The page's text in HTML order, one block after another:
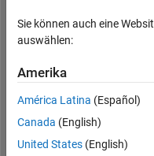
Aktiv
seit
0
Following:
Sie können auch eine
auswählen:
Amerika
América Latina (Español)
Canada (English)
United States (English)